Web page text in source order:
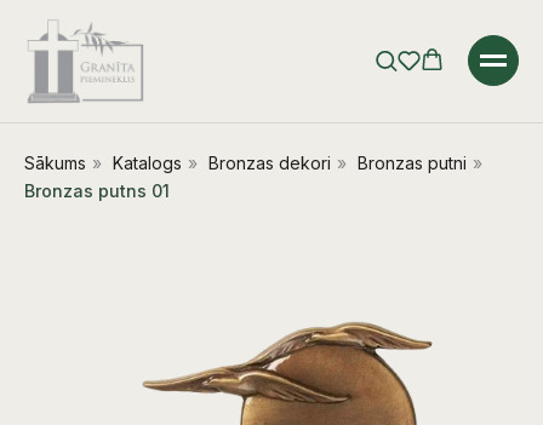
Sākums » Katalogs » Bronzas dekori » Bronzas putni »
Bronzas putns 01